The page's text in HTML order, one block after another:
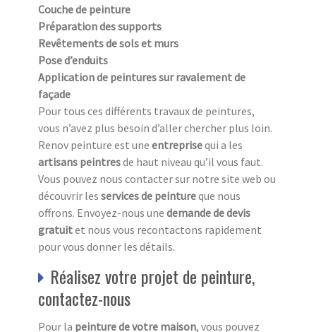
Couche de peinture
Préparation des supports
Revêtements de sols et murs
Pose d’enduits
Application de peintures sur ravalement de
façade
Pour tous ces différents travaux de peintures,
vous n’avez plus besoin d’aller chercher plus loin.
Renov peinture est une entreprisequi a les
artisans peintresde haut niveau qu’il vous faut.
Vous pouvez nous contacter sur notre site web ou
découvrir les services de peintureque nous
offrons. Envoyez-nous une demande de devis
gratuitet nous vous recontactons rapidement
pour vous donner les détails.
Réalisez votre projet de peinture,
contactez-nous
Pour la peinture de votre maison, vous pouvez